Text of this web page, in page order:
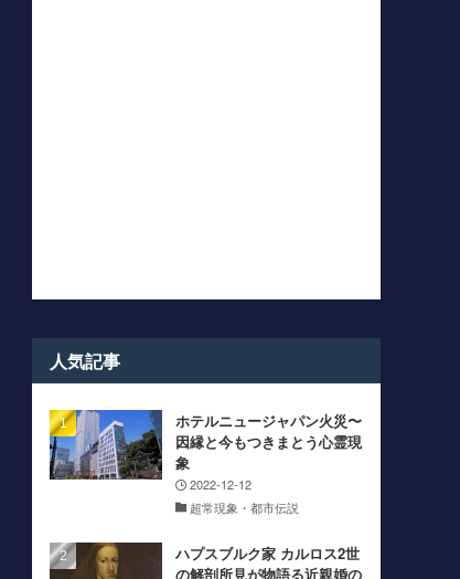
人気記事
ホテルニュージャパン火災〜
因縁と今もつきまとう心霊現
象
2022-12-12
超常現象・都市伝説
ハプスブルク家 カルロス2世
の解剖所見が物語る近親婚の